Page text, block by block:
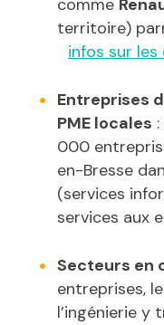
comme
territoire)
infos sur les
Entreprises
PME locales
000
en-Bresse
(services
services aux
Secteurs en
entreprises,
l’ingénierie y